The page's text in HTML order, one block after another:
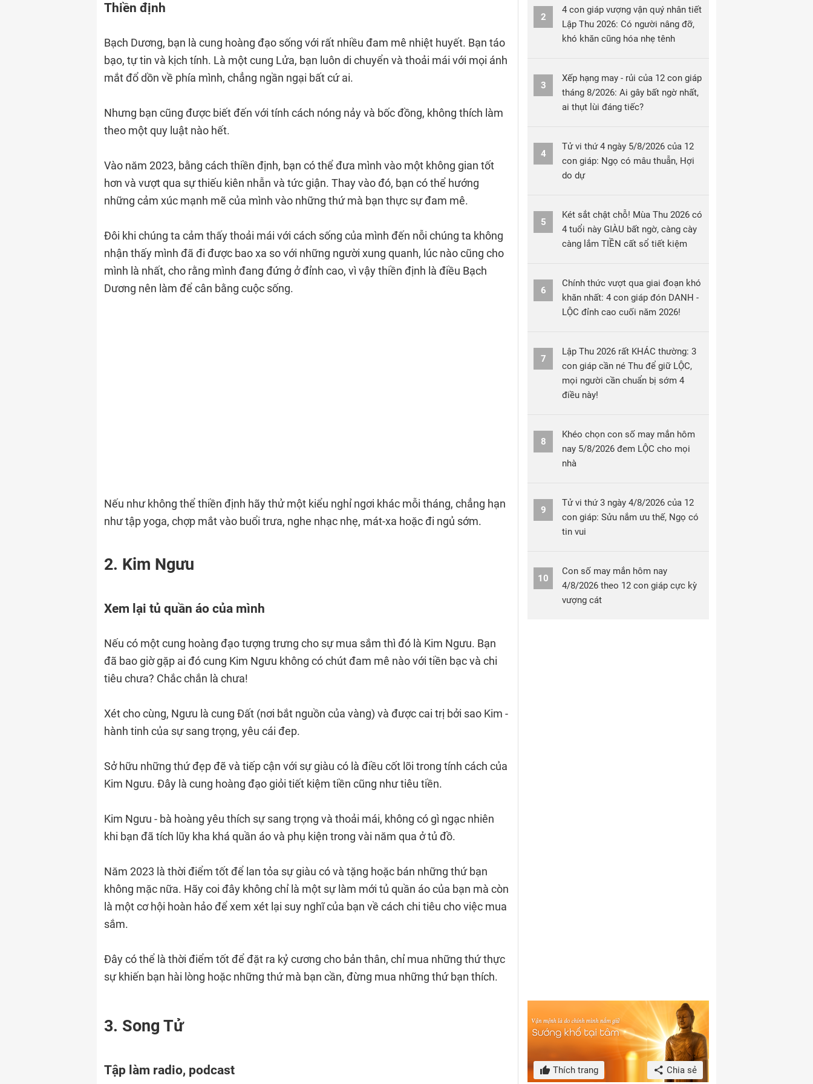
Thiền định
Bạch Dương, bạn là cung hoàng đạo sống với rất nhiều đam mê nhiệt huyết. Bạn táo
bạo, tự tin và kịch tính. Là một cung Lửa, bạn luôn di chuyển và thoải mái với mọi ánh
mắt đổ dồn về phía mình, chẳng ngần ngại bất cứ ai.
Nhưng bạn cũng được biết đến với tính cách nóng nảy và bốc đồng, không thích làm
theo một quy luật nào hết.
Vào năm 2023, bằng cách thiền định, bạn có thể đưa mình vào một không gian tốt
hơn và vượt qua sự thiếu kiên nhẫn và tức giận. Thay vào đó, bạn có thể hướng
những cảm xúc mạnh mẽ của mình vào những thứ mà bạn thực sự đam mê.
Đôi khi chúng ta cảm thấy thoải mái với cách sống của mình đến nỗi chúng ta không
nhận thấy mình đã đi được bao xa so với những người xung quanh, lúc nào cũng cho
mình là nhất, cho rằng mình đang đứng ở đỉnh cao, vì vậy thiền định là điều Bạch
Dương nên làm để cân bằng cuộc sống.
Nếu như không thể thiền định hãy thử một kiểu nghỉ ngơi khác mỗi tháng, chẳng hạn
như tập yoga, chợp mắt vào buổi trưa, nghe nhạc nhẹ, mát-xa hoặc đi ngủ sớm.
2. Kim Ngưu
Xem lại tủ quần áo của mình
Nếu có một cung hoàng đạo tượng trưng cho sự mua sắm thì đó là Kim Ngưu. Bạn
đã bao giờ gặp ai đó cung Kim Ngưu không có chút đam mê nào với tiền bạc và chi
tiêu chưa? Chắc chắn là chưa!
Xét cho cùng, Ngưu là cung Đất (nơi bắt nguồn của vàng) và được cai trị bởi sao Kim -
hành tinh của sự sang trọng, yêu cái đep.
Sở hữu những thứ đẹp đẽ và tiếp cận với sự giàu có là điều cốt lõi trong tính cách của
Kim Ngưu. Đây là cung hoàng đạo giỏi tiết kiệm tiền cũng như tiêu tiền.
Kim Ngưu - bà hoàng yêu thích sự sang trọng và thoải mái, không có gì ngạc nhiên
khi bạn đã tích lũy kha khá quần áo và phụ kiện trong vài năm qua ở tủ đồ.
Năm 2023 là thời điểm tốt để lan tỏa sự giàu có và tặng hoặc bán những thứ bạn
không mặc nữa. Hãy coi đây không chỉ là một sự làm mới tủ quần áo của bạn mà còn
là một cơ hội hoàn hảo để xem xét lại suy nghĩ của bạn về cách chi tiêu cho việc mua
sắm.
Đây có thể là thời điểm tốt để đặt ra kỷ cương cho bản thân, chỉ mua những thứ thực
sự khiến bạn hài lòng hoặc những thứ mà bạn cần, đừng mua những thứ bạn thích.
3. Song Tử
Tập làm radio, podcast
2
4 con giáp vượng vận quý nhân tiết
Lập Thu 2026: Có người nâng đỡ,
khó khăn cũng hóa nhẹ tênh
3
Xếp hạng may - rủi của 12 con giáp
tháng 8/2026: Ai gây bất ngờ nhất,
ai thụt lùi đáng tiếc?
4
Tử vi thứ 4 ngày 5/8/2026 của 12
con giáp: Ngọ có mâu thuẫn, Hợi
do dự
5
Két sắt chật chỗ! Mùa Thu 2026 có
4 tuổi này GIÀU bất ngờ, càng cày
càng lắm TIỀN cất sổ tiết kiệm
6
Chính thức vượt qua giai đoạn khó
khăn nhất: 4 con giáp đón DANH -
LỘC đỉnh cao cuối năm 2026!
7
Lập Thu 2026 rất KHÁC thường: 3
con giáp cần né Thu để giữ LỘC,
mọi người cần chuẩn bị sớm 4
điều này!
8
Khéo chọn con số may mắn hôm
nay 5/8/2026 đem LỘC cho mọi
nhà
9
Tử vi thứ 3 ngày 4/8/2026 của 12
con giáp: Sửu nắm ưu thế, Ngọ có
tin vui
10
Con số may mắn hôm nay
4/8/2026 theo 12 con giáp cực kỳ
vượng cát
Thích trang Chia sẻ